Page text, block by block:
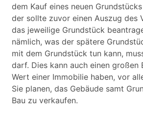
dem Kauf eines neuen
der sollte zuvor einen Auszug des
das jeweilige Grundstück
nämlich, was der spätere
mit dem Grundstück tun kann,
darf. Dies kann auch einen großen
Wert einer Immobilie haben, vor
Sie planen, das Gebäude samt
Bau zu verkaufen.